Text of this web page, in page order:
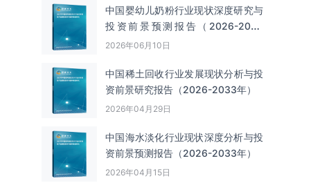
中国婴幼儿奶粉行业现状深度研究与
投资前景预测报告（2026-2033
年）
2026年06月10日
中国‌‌稀土回收‌‌行业发展现状分析与投
资前景研究报告（2026-2033年）
2026年04月29日
中国海水淡化行业现状深度分析与投
资前景预测报告（2026-2033年）
2026年04月15日